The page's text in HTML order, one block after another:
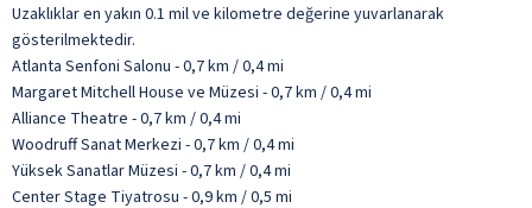
Uzaklıklar en yakın 0.1 mil ve kilometre değerine yuvarlanarak
gösterilmektedir.
Atlanta Senfoni Salonu - 0,7 km / 0,4 mi
Margaret Mitchell House ve Müzesi - 0,7 km / 0,4 mi
Alliance Theatre - 0,7 km / 0,4 mi
Woodruff Sanat Merkezi - 0,7 km / 0,4 mi
Yüksek Sanatlar Müzesi - 0,7 km / 0,4 mi
Center Stage Tiyatrosu - 0,9 km / 0,5 mi